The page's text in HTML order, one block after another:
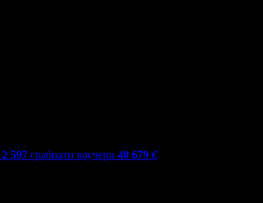
2 597 грабнати ваучери 40 679 €